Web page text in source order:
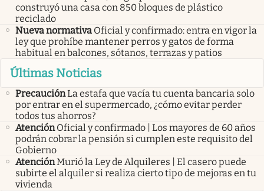
construyó una casa con 850 bloques de plástico
reciclado
Nueva normativa Oficial y confirmado: entra en vigor la
ley que prohíbe mantener perros y gatos de forma
habitual en balcones, sótanos, terrazas y patios
Últimas Noticias
PrecauciónLa estafa que vacía tu cuenta bancaria solo
por entrar en el supermercado, ¿cómo evitar perder
todos tus ahorros?
Atención Oficial y confirmado | Los mayores de 60 años
podrán cobrar la pensión si cumplen este requisito del
Gobierno
AtenciónMurió la Ley de Alquileres | El casero puede
subirte el alquiler si realiza cierto tipo de mejoras en tu
vivienda